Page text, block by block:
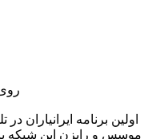
اولین برنامه ایرانیاران
موسس و رایزن این شبکه